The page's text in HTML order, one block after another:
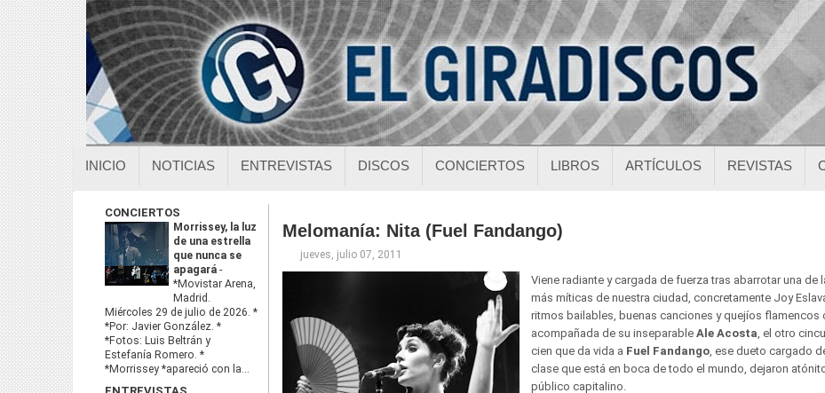
INICIO NOTICIAS ENTREVISTAS DISCOS CONCIERTOS LIBROS ARTÍCULOS REVISTAS
CONCIERTOS
Morrissey, la luz
de una estrella
que nunca se
apagará -
*Movistar Arena,
Madrid.
Miércoles 29 de julio de 2026. *
*Por: Javier González. *
*Fotos: Luis Beltrán y
Estefanía Romero. *
*Morrissey *apareció con la...
Melomanía: Nita (Fuel Fandango)
jueves, julio 07, 2011
Viene radiante y cargada de fuerza tras abarrotar una de
más míticas de nuestra ciudad, concretamente Joy
ritmos bailables, buenas canciones y quejíos flamencos
acompañada de su inseparable Ale Acosta, el otro
cien que da vida a Fuel Fandango, ese dueto cargado
clase que está en boca de todo el mundo, dejaron
público capitalino.